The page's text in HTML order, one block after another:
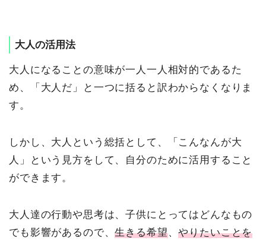
大人の活用法
大人になることの意味が一人一人相対的であるた
め、「大人だ」と一つに括ると訳わからなくなりま
す。
しかし、大人という総括として、「こんなんが大
人」という見方をして、自分のために活用すること
ができます。
大人達の行動や思考は、子供にとってはどんなもの
でも影響があるので、生きる希望、やりたいことを